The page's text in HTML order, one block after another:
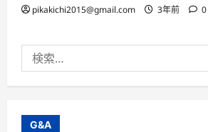
pikakichi2015@gmail.com 3年前 0
索:
G&A